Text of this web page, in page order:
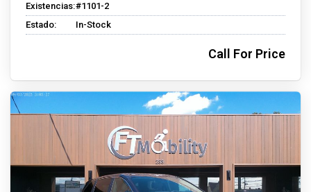
Existencias:#1101-2
Estado:
In-Stock
Call For Price